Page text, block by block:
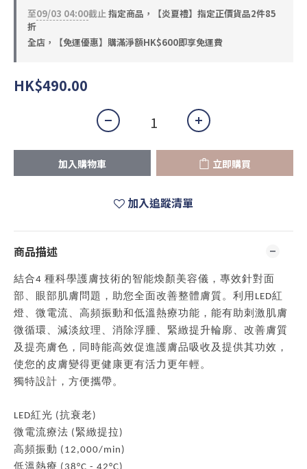
至09/03 04:00截止指定商品，【炎夏禮】指定正價貨品2件85
折
全店，【免運優惠】購滿淨額HK$600即享免運費
HK$490.00
加入購物車 立即購買
加入追蹤清單
商品描述
結合4 種科學護膚技術的智能煥顏美容儀，專效針對面
部、眼部肌膚問題，助您全面改善整體膚質。利用LED紅
燈、微電流、高頻振動和低溫熱療功能，能有助刺激肌膚
微循環、減淡紋理、消除浮腫、緊緻提升輪廓、改善膚質
及提亮膚色，同時能高效促進護膚品吸收及提供其功效，
使您的皮膚變得更健康更有活力更年輕。
獨特設計，方便攜帶。
LED紅光 (抗衰老)
微電流療法 (緊緻提拉)
高頻振動 (12,000/min)